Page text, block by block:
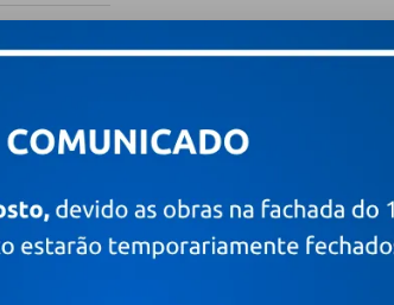
Digite o seu e-mail